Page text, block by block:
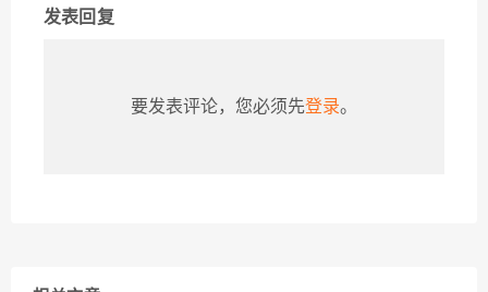
发表回复
要发表评论，您必须先登录。